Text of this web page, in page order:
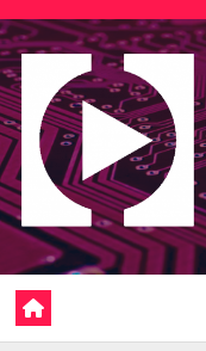
Saltar
al
contenido